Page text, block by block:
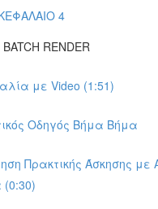
4
RENDER
με Video (1:51)
Οδηγός Βήμα Βήμα
Πρακτικής Άσκησης με